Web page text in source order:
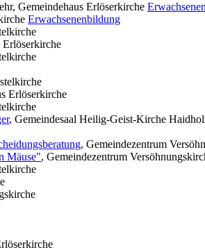
Gemeindehaus Erlöserkirche
Erwachsenenbildung
Erlöserkirche
Erlöserkirche
, Gemeindesaal Heilig-Geist-Kirche
, Gemeindezentrum
Mäuse", Gemeindezentrum